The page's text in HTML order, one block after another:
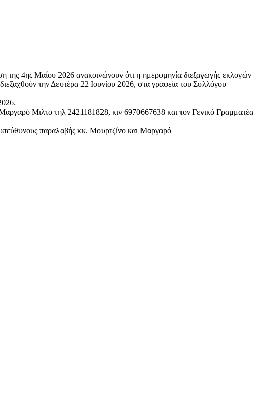
4ης Μαίου 2026 ανακοινώνουν ότι η ημερομηνία διεξαγωγής εκλογών
την Δευτέρα 22 Ιουνίου 2026, στα γραφεία του Συλλόγου
Μιλτο τηλ 2421181828, κιν 6970667638 και τον Γενικό Γραμματέα
παραλαβής κκ. Μουρτζίνο και Μαργαρό